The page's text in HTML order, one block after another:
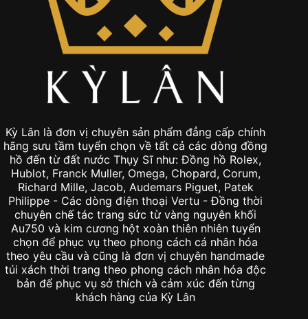
Kỳ Lân là đơn vị chuyên sản phẩm đẳng cấp chính
hãng sưu tầm tuyển chọn về tất cả các dòng đồng
hồ đến từ đất nước Thụy Sĩ như: Đồng hồ Rolex,
Hublot, Franck Muller, Omega, Chopard, Corum,
Richard Mille, Jacob, Audemars Piguet, Patek
Philippe - Các dòng điện thoại Vertu - Đồng thời
chuyên chế tác trang sức từ vàng nguyên khối
Au750 và kim cương hột xoàn thiên nhiên tuyển
chọn để phục vụ theo phong cách cá nhân hóa
theo yêu cầu và cũng là đơn vị chuyên handmade
túi xách thời trang theo phong cách nhân hóa độc
bản để phục vụ sở thích và cảm xúc đến từng
khách hàng của Kỳ Lân